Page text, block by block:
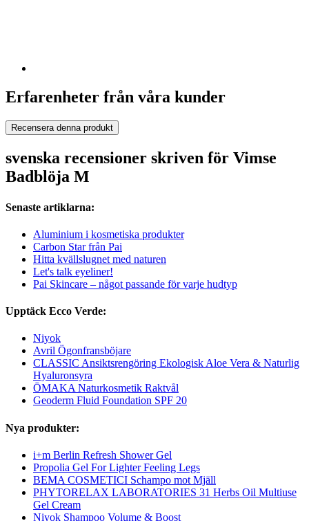
Erfarenheter från våra kunder
Recensera denna produkt
svenska recensioner skriven för Vimse
Badblöja M
Senaste artiklarna:
Aluminium i kosmetiska produkter
Carbon Star från Pai
Hitta kvällslugnet med naturen
Let's talk eyeliner!
Pai Skincare – något passande för varje hudtyp
Upptäck Ecco Verde:
Niyok
Avril Ögonfransböjare
CLASSIC Ansiktsrengöring Ekologisk Aloe Vera & Naturlig
Hyaluronsyra
ŌMAKA Naturkosmetik Raktvål
Geoderm Fluid Foundation SPF 20
Nya produkter:
i+m Berlin Refresh Shower Gel
Propolia Gel For Lighter Feeling Legs
BEMA COSMETICI Schampo mot Mjäll
PHYTORELAX LABORATORIES 31 Herbs Oil Multiuse
Gel Cream
Niyok Shampoo Volume & Boost